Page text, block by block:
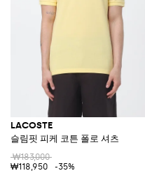
LACOSTE
슬림핏 피케 코튼 폴로 셔츠
₩183,000
₩118,950
-35%